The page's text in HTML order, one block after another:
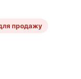
продажу